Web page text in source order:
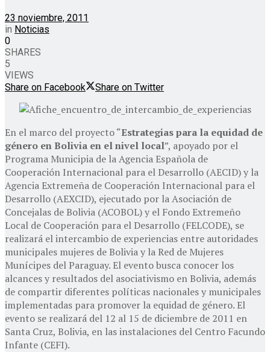
23 noviembre, 2011
in Noticias
0
SHARES
5
VIEWS
Share on Facebook
Share on Twitter
En el marco del proyecto “Estrategias para la equidad de
género en Bolivia en el nivel local”, apoyado por el
Programa Municipia de la Agencia Española de
Cooperación Internacional para el Desarrollo (AECID) y la
Agencia Extremeña de Cooperación Internacional para el
Desarrollo (AEXCID), ejecutado por la Asociación de
Concejalas de Bolivia (ACOBOL) y el Fondo Extremeño
Local de Cooperación para el Desarrollo (FELCODE), se
realizará el intercambio de experiencias entre autoridades
municipales mujeres de Bolivia y la Red de Mujeres
Munícipes del Paraguay. El evento busca conocer los
alcances y resultados del asociativismo en Bolivia, además
de compartir diferentes políticas nacionales y municipales
implementadas para promover la equidad de género. El
evento se realizará del 12 al 15 de diciembre de 2011 en
Santa Cruz, Bolivia, en las instalaciones del Centro Facundo
Infante (CEFI).